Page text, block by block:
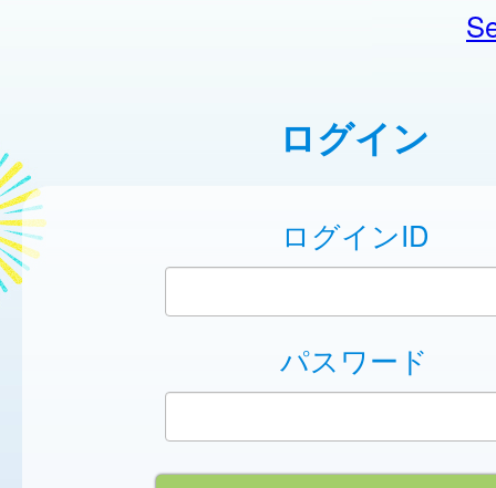
ログイン
ログインID
パスワード